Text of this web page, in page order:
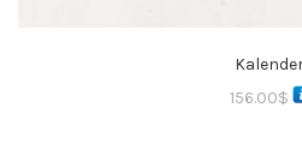
156.00$